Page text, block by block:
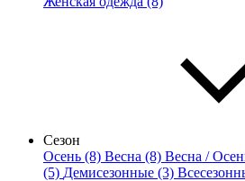
Сезон
Осень (8) Весна (8) Весна /
(5) Демисезонные (3)